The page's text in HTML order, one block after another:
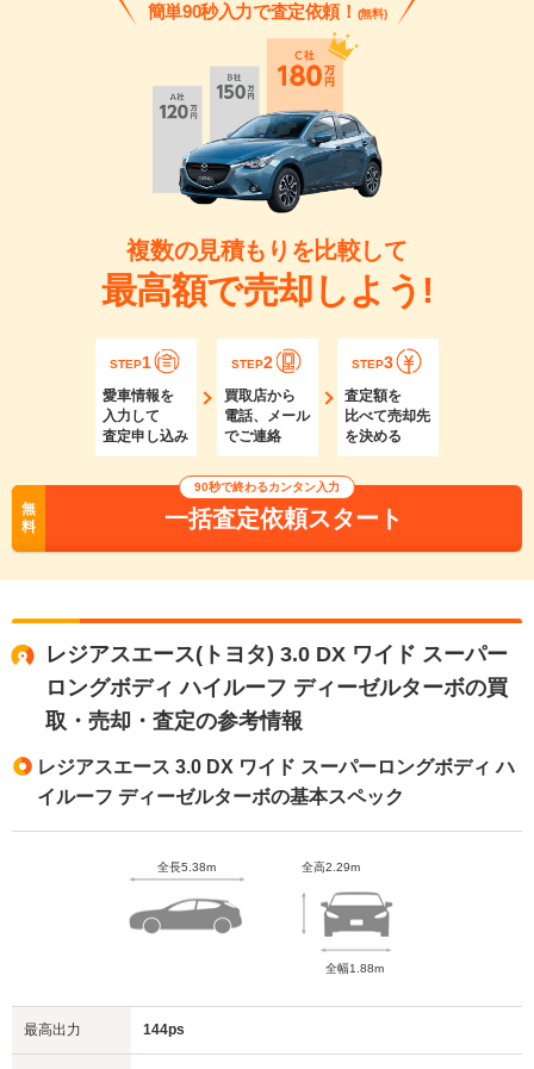
簡単90秒入力で査定依頼！ (無料)
複数の見積もりを比較して
最高額で売却しよう!
STEP1
愛車情報を
入力して
査定申し込み
STEP2
買取店から
電話、メール
でご連絡
STEP3
査定額を
比べて売却先
を決める
無
料
90秒で終わるカンタン入力
一括査定依頼スタート
レジアスエース(トヨタ) 3.0 DX ワイド スーパー
ロングボディ ハイルーフ ディーゼルターボの買
取・売却・査定の参考情報
レジアスエース 3.0 DX ワイド スーパーロングボディ ハ
イルーフ ディーゼルターボの基本スペック
全長5.38m 全高2.29m
全幅1.88m
最高出力 144ps